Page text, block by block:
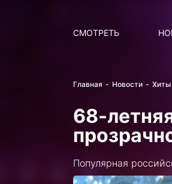
СМОТРЕТЬ
Главная Новости Хиты
68-
Популярная